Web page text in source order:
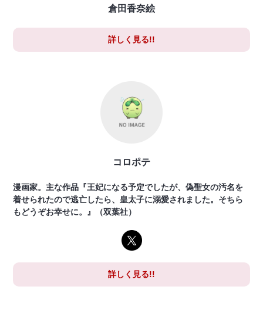
倉田香奈絵
詳しく見る!!
コロポテ
漫画家。主な作品『王妃になる予定でしたが、偽聖女の汚名を
着せられたので逃亡したら、皇太子に溺愛されました。そちら
もどうぞお幸せに。』（双葉社）
詳しく見る!!